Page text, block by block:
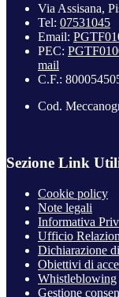
Via Assisana,
Tel: 07531045
Email:
PEC:
mail
C.F.:
Cod.
Sezione Link
Cookie policy
Note legali
Informativa
Ufficio
Dichiarazione
Obiettivi di
Whistleblowing
Gestione